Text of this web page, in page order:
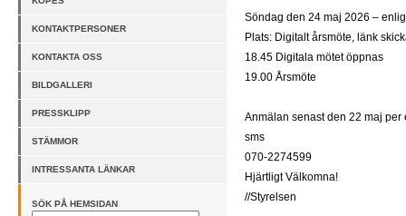
KONTAKTPERSONER
KONTAKTA OSS
BILDGALLERI
PRESSKLIPP
STÄMMOR
INTRESSANTA LÄNKAR
SÖK PÅ HEMSIDAN
Söndag den 24 maj 2026 –
Plats: Digitalt årsmöte, länk
18.45 Digitala mötet öppnas
19.00 Årsmöte
Anmälan senast den 22 maj
sms
070-2274599
Hjärtligt Välkomna!
//Styrelsen